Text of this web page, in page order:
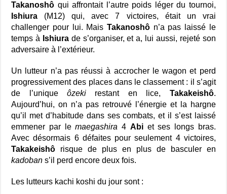
Takanoshô qui affrontait l’autre poids léger du tournoi,
Ishiura (M12) qui, avec 7 victoires, était un vrai
challenger pour lui. Mais Takanoshô n’a pas laissé le
temps à Ishiurade s’organiser, et a, lui aussi, rejeté son
adversaire à l’extérieur.
Un lutteur n’a pas réussi à accrocher le wagon et perd
progressivement des places dans le classement : il s’agit
de l’uniqueôzeki restant en lice, Takakeishô.
Aujourd’hui, on n’a pas retrouvé l’énergie et la hargne
qu’il met d’habitude dans ses combats, et il s’est laissé
emmener par lemaegashira 4 Abiet ses longs bras.
Avec désormais 6 défaites pour seulement 4 victoires,
Takakeishô risque de plus en plus de basculer en
kadoban s’il perd encore deux fois.
Les lutteurs kachi koshi du jour sont :